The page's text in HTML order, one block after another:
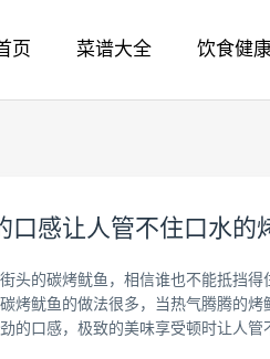
页 菜谱大全 饮食健
口感让人管不住口水的
头的碳烤鱿鱼，相信谁也不能抵挡得
烤鱿鱼的做法很多，当热气腾腾的烤
的口感，极致的美味享受顿时让人管